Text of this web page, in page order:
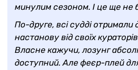
минулим сезоном. І це ще не
По-друге, всі судді отримали
настанову від своїх
Власне кажучи, лозунг
доступний. Але феєр-плей